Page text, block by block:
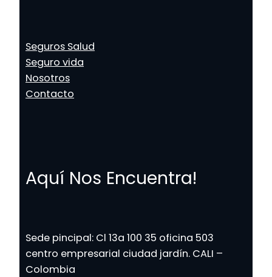
Seguros Salud
Seguro vida
Nosotros
Contacto
Aquí Nos Encuentra!
Sede pincipal: Cl 13a 100 35 oficina 503
centro empresarial ciudad jardín. CALI –
Colombia